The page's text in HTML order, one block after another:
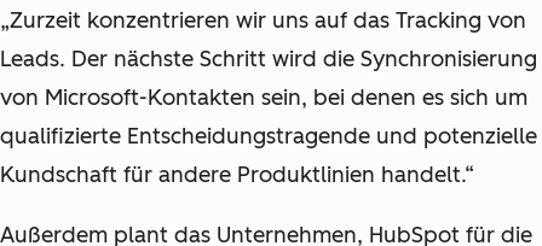
„Zurzeit konzentrieren wir uns auf das Tracking von
Leads. Der nächste Schritt wird die Synchronisierung
von Microsoft-Kontakten sein, bei denen es sich um
qualifizierte Entscheidungstragende und potenzielle
Kundschaft für andere Produktlinien handelt.“
Außerdem plant das Unternehmen, HubSpot für die